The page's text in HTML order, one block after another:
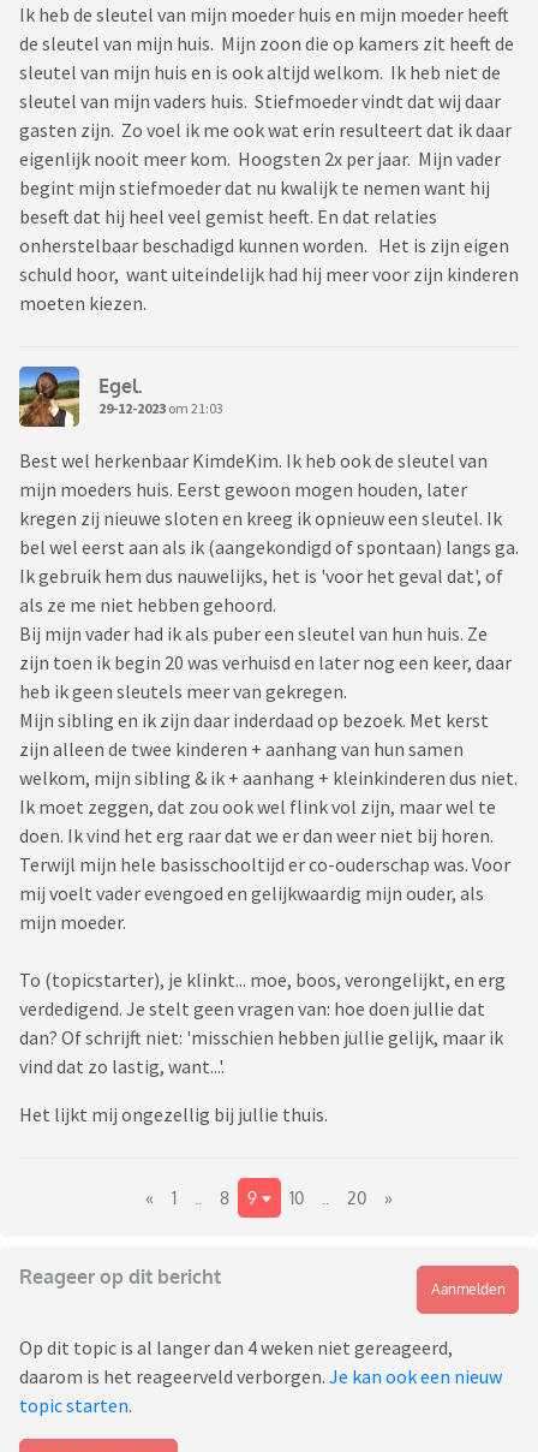
Ik heb de sleutel van mijn moeder huis en mijn moeder heeft
de sleutel van mijn huis. Mijn zoon die op kamers zit heeft de
sleutel van mijn huis en is ook altijd welkom. Ik heb niet de
sleutel van mijn vaders huis. Stiefmoeder vindt dat wij daar
gasten zijn. Zo voel ik me ook wat erin resulteert dat ik daar
eigenlijk nooit meer kom. Hoogsten 2x per jaar. Mijn vader
begint mijn stiefmoeder dat nu kwalijk te nemen want hij
beseft dat hij heel veel gemist heeft. En dat relaties
onherstelbaar beschadigd kunnen worden. Het is zijn eigen
schuld hoor, want uiteindelijk had hij meer voor zijn kinderen
moeten kiezen.
Egel.
29-12-2023 om 21:03
Best wel herkenbaar KimdeKim. Ik heb ook de sleutel van
mijn moeders huis. Eerst gewoon mogen houden, later
kregen zij nieuwe sloten en kreeg ik opnieuw een sleutel. Ik
bel wel eerst aan als ik (aangekondigd of spontaan) langs ga.
Ik gebruik hem dus nauwelijks, het is 'voor het geval dat', of
als ze me niet hebben gehoord.
Bij mijn vader had ik als puber een sleutel van hun huis. Ze
zijn toen ik begin 20 was verhuisd en later nog een keer, daar
heb ik geen sleutels meer van gekregen.
Mijn sibling en ik zijn daar inderdaad op bezoek. Met kerst
zijn alleen de twee kinderen + aanhang van hun samen
welkom, mijn sibling & ik + aanhang + kleinkinderen dus niet.
Ik moet zeggen, dat zou ook wel flink vol zijn, maar wel te
doen. Ik vind het erg raar dat we er dan weer niet bij horen.
Terwijl mijn hele basisschooltijd er co-ouderschap was. Voor
mij voelt vader evengoed en gelijkwaardig mijn ouder, als
mijn moeder.
To (topicstarter), je klinkt... moe, boos, verongelijkt, en erg
verdedigend. Je stelt geen vragen van: hoe doen jullie dat
dan? Of schrijft niet: 'misschien hebben jullie gelijk, maar ik
vind dat zo lastig, want...'.
Het lijkt mij ongezellig bij jullie thuis.
« 1 8 9 10 20 »
Reageer op dit bericht
Aanmelden
Op dit topic is al langer dan 4 weken niet gereageerd,
daarom is het reageerveld verborgen. Je kan ook een nieuw
topic starten.